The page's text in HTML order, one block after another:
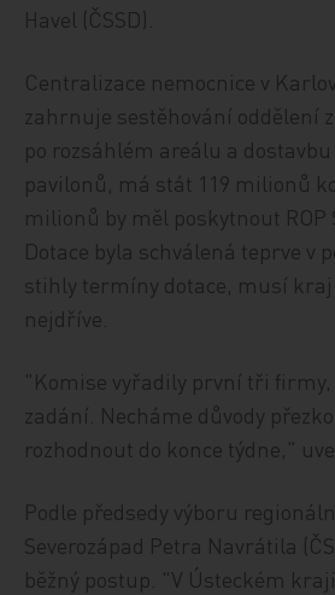
Havel (ČSSD).
Centralizace nemocnice v
zahrnuje sestěhování oddělení
po rozsáhlém areálu a
pavilonů, má stát 119 milionů
milionů by měl poskytnout ROP
Dotace byla schválená teprve v
stihly termíny dotace, musí kraj
nejdříve.
"Komise vyřadily první tři
zadání. Necháme důvody
rozhodnout do konce týdne,"
Podle předsedy výboru
Severozápad Petra Navrátila
běžný postup. "V Ústeckém